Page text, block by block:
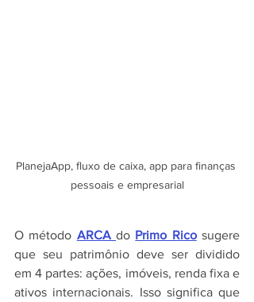
PlanejaApp, fluxo de caixa, app para finanças
pessoais e empresarial
O método ARCA do Primo Rico sugere
que seu patrimônio deve ser dividido
em 4 partes: ações, imóveis, renda fixa e
ativos internacionais. Isso significa que